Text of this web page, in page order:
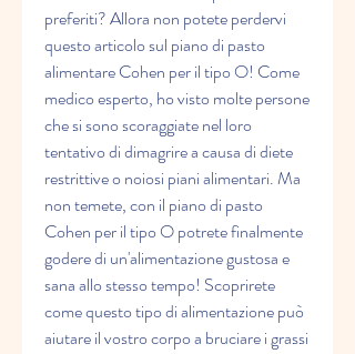
preferiti? Allora non potete perdervi
questo articolo sul piano di pasto
alimentare Cohen per il tipo O! Come
medico esperto, ho visto molte persone
che si sono scoraggiate nel loro
tentativo di dimagrire a causa di diete
restrittive o noiosi piani alimentari. Ma
non temete, con il piano di pasto
Cohen per il tipo O potrete finalmente
godere di un'alimentazione gustosa e
sana allo stesso tempo! Scoprirete
come questo tipo di alimentazione può
aiutare il vostro corpo a bruciare i grassi